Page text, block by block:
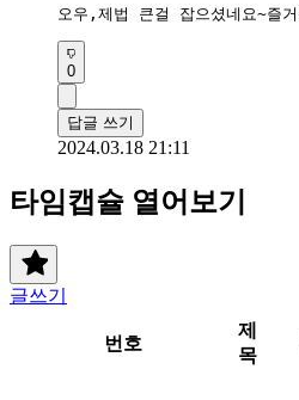
오우,제법 큰걸 잡으셨네요~즐
0
답글 쓰기
2024.03.18 21:11
타임캡슐 열어보기
글쓰기
번호
제
목